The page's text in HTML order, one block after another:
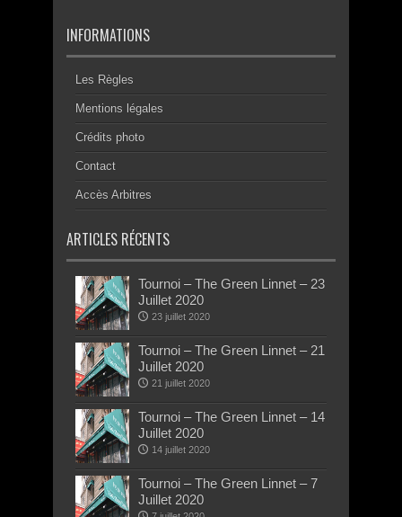
INFORMATIONS
Les Règles
Mentions légales
Crédits photo
Contact
Accès Arbitres
ARTICLES RÉCENTS
Tournoi – The Green Linnet – 23
Juillet 2020
23 juillet 2020
Tournoi – The Green Linnet – 21
Juillet 2020
21 juillet 2020
Tournoi – The Green Linnet – 14
Juillet 2020
14 juillet 2020
Tournoi – The Green Linnet – 7
Juillet 2020